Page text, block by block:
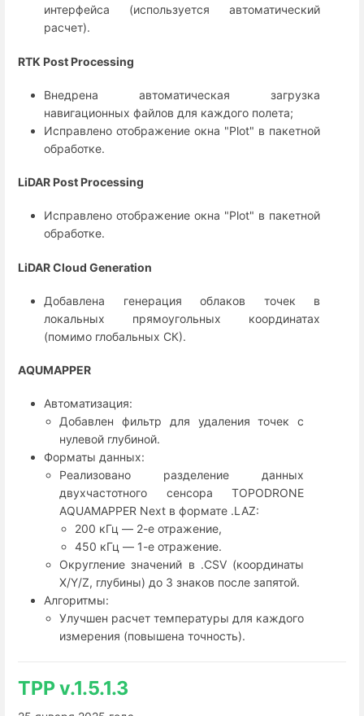
интерфейса (используется автоматический
расчет).
RTK Post Processing
Внедрена автоматическая загрузка
навигационных файлов для каждого полета;
Исправлено отображение окна "Plot" в пакетной
обработке.
LiDAR Post Processing
Исправлено отображение окна "Plot" в пакетной
обработке.
LiDAR Cloud Generation
Добавлена генерация облаков точек в
локальных прямоугольных координатах
(помимо глобальных СК).
AQUMAPPER
Автоматизация:
Добавлен фильтр для удаления точек с
нулевой глубиной.
Форматы данных:
Реализовано разделение данных
двухчастотного сенсора TOPODRONE
AQUAMAPPER Next в формате .LAZ:
200 кГц — 2-е отражение,
450 кГц — 1-е отражение.
Округление значений в .CSV (координаты
X/Y/Z, глубины) до 3 знаков после запятой.
Алгоритмы:
Улучшен расчет температуры для каждого
измерения (повышена точность).
TPP v.1.5.1.3